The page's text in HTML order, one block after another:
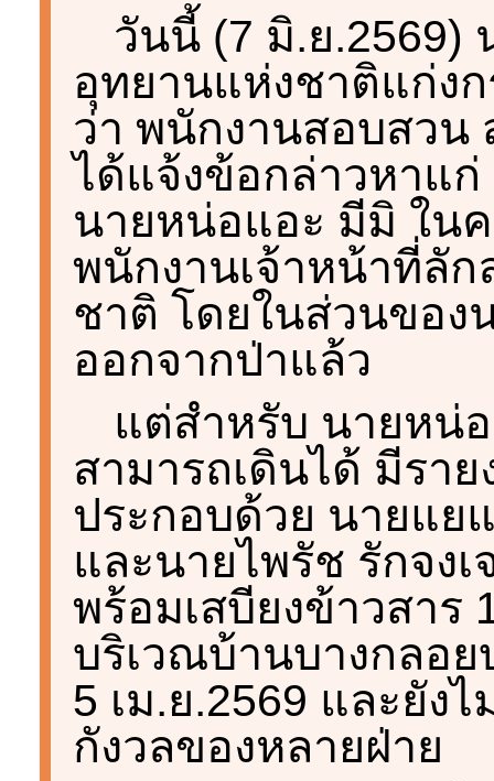
วันนี้ (7 มิ.ย.2569)
อุทยานแห่งชาติแก่งก
ว่า พนักงานสอบสวน
ได้แจ้งข้อกล่าวหาแ
นายหน่อแอะ มีมิ ใน
พนักงานเจ้าหน้าที่ลั
ชาติ โดยในส่วนของ
ออกจากป่าแล้ว
แต่สำหรับ นายหน่
สามารถเดินได้ มีรา
ประกอบด้วย นายแย
และนายไพรัช รักจง
พร้อมเสบียงข้าวสาร
บริเวณบ้านบางกลอ
5 เม.ย.2569 และยัง
กังวลของหลายฝ่าย